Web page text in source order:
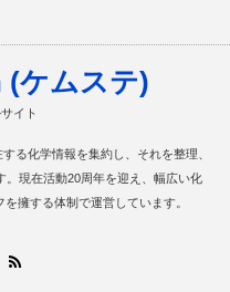
ケムステ)
イト
る化学情報を集約し、それを整理、
。現在活動20周年を迎え、幅広い化
擁する体制で運営しています。
Facebook